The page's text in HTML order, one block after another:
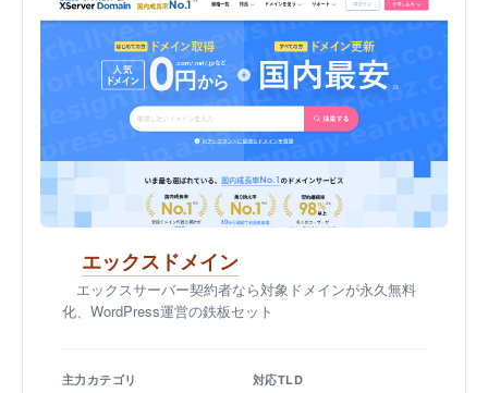
エックスドメイン
エックスサーバー契約者なら対象ドメインが永久無料
化、WordPress運営の鉄板セット
主力カテゴリ 対応TLD